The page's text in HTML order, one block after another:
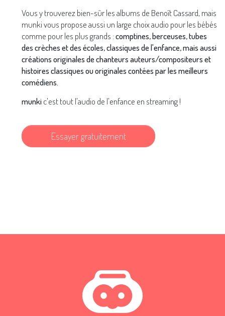
Vous y trouverez bien-sûr les albums de Benoît Cassard, mais
munki vous propose aussi un large choix audio pour les bébés
comme pour les plus grands :comptines, berceuses, tubes
des crèches et des écoles, classiques de l'enfance, mais aussi
créations originales de chanteurs auteurs/compositeurs et
histoires classiques ou originales contées par les meilleurs
comédiens.
munkic'est tout l'audio de l'enfance en streaming !
Essayer gratuitement